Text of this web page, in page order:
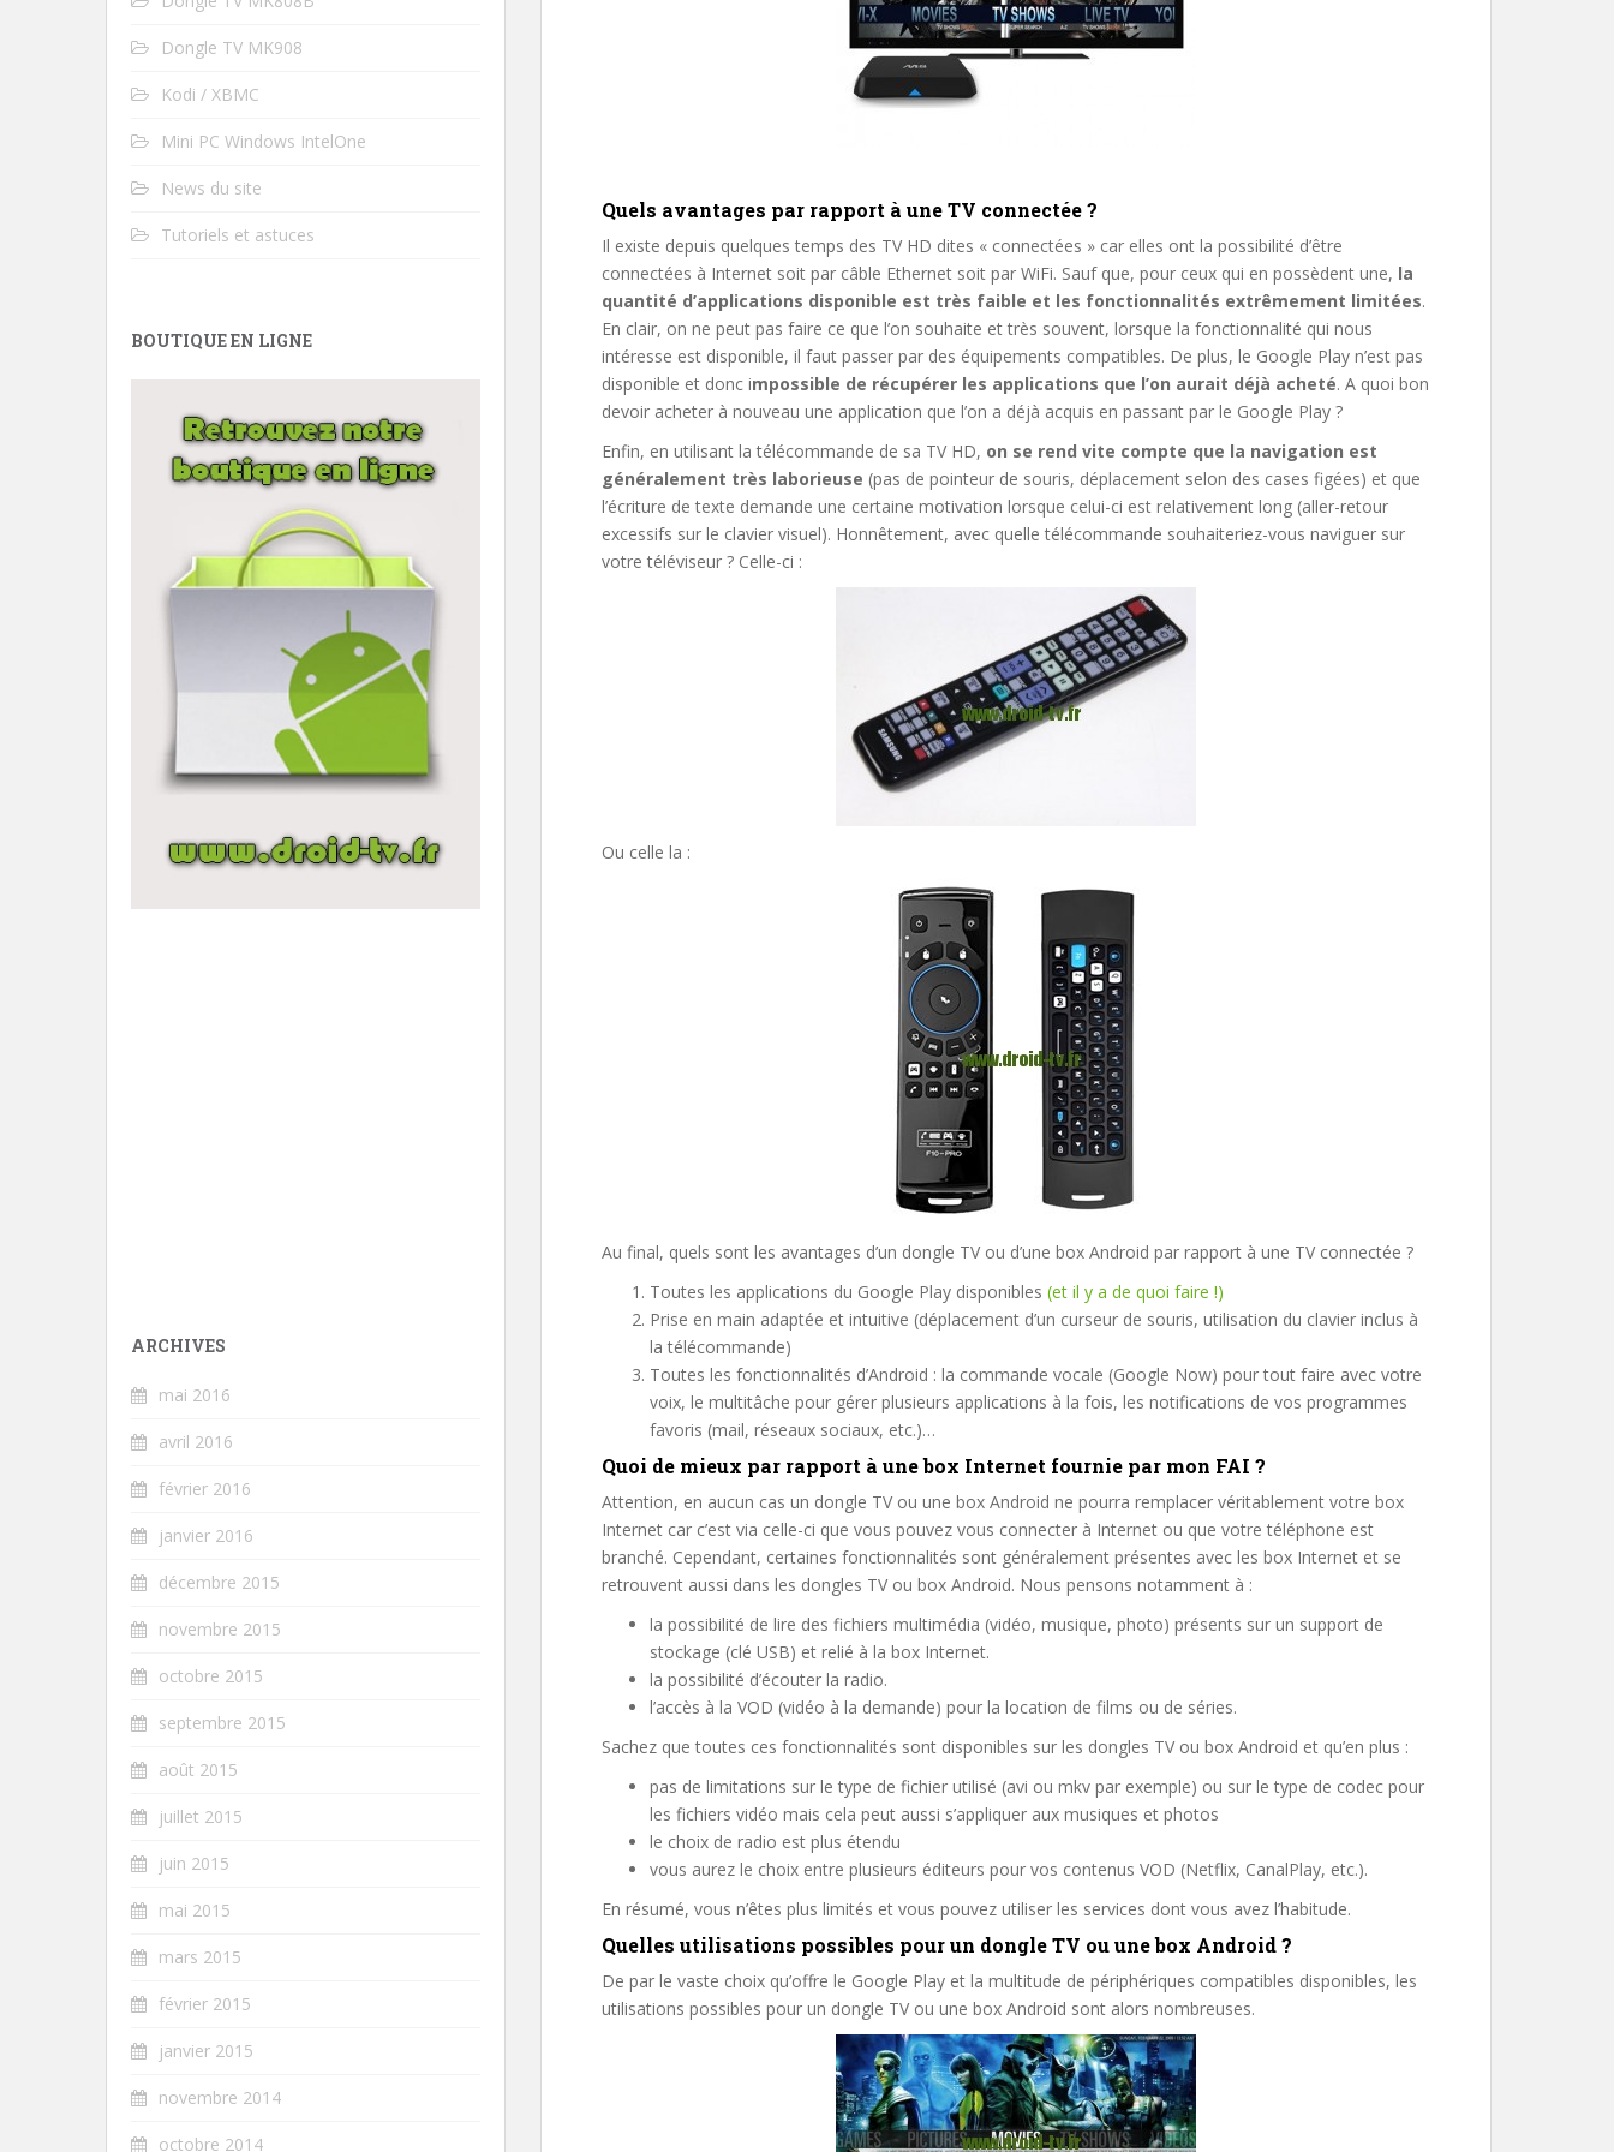
Quels avantages par rapport à une TV connectée ?
Il existe depuis quelques temps des TV HD dites « connectées » car elles ont la possibilité d’être
connectées à Internet soit par câble Ethernet soit par WiFi. Sauf que, pour ceux qui en possèdent une, la
quantité d’applications disponible est très faible et les fonctionnalités extrêmement limitées.
En clair, on ne peut pas faire ce que l’on souhaite et très souvent, lorsque la fonctionnalité qui nous
intéresse est disponible, il faut passer par des équipements compatibles. De plus, le Google Play n’est pas
disponible et donc impossible de récupérer les applications que l’on aurait déjà acheté. A quoi bon
devoir acheter à nouveau une application que l’on a déjà acquis en passant par le Google Play ?
Enfin, en utilisant la télécommande de sa TV HD, on se rend vite compte que la navigation est
généralement très laborieuse (pas de pointeur de souris, déplacement selon des cases figées) et que
l’écriture de texte demande une certaine motivation lorsque celui-ci est relativement long (aller-retour
excessifs sur le clavier visuel). Honnêtement, avec quelle télécommande souhaiteriez-vous naviguer sur
votre téléviseur ? Celle-ci :
Ou celle la :
Au final, quels sont les avantages d’un dongle TV ou d’une box Android par rapport à une TV connectée ?
Toutes les applications du Google Play disponibles (et il y a de quoi faire !)
Prise en main adaptée et intuitive (déplacement d’un curseur de souris, utilisation du clavier inclus à
la télécommande)
Toutes les fonctionnalités d’Android : la commande vocale (Google Now) pour tout faire avec votre
voix, le multitâche pour gérer plusieurs applications à la fois, les notifications de vos programmes
favoris (mail, réseaux sociaux, etc.)…
Quoi de mieux par rapport à une box Internet fournie par mon FAI ?
Attention, en aucun cas un dongle TV ou une box Android ne pourra remplacer véritablement votre box
Internet car c’est via celle-ci que vous pouvez vous connecter à Internet ou que votre téléphone est
branché. Cependant, certaines fonctionnalités sont généralement présentes avec les box Internet et se
retrouvent aussi dans les dongles TV ou box Android. Nous pensons notamment à :
la possibilité de lire des fichiers multimédia (vidéo, musique, photo) présents sur un support de
stockage (clé USB) et relié à la box Internet.
la possibilité d’écouter la radio.
l’accès à la VOD (vidéo à la demande) pour la location de films ou de séries.
Sachez que toutes ces fonctionnalités sont disponibles sur les dongles TV ou box Android et qu’en plus :
pas de limitations sur le type de fichier utilisé (avi ou mkv par exemple) ou sur le type de codec pour
les fichiers vidéo mais cela peut aussi s’appliquer aux musiques et photos
le choix de radio est plus étendu
vous aurez le choix entre plusieurs éditeurs pour vos contenus VOD (Netflix, CanalPlay, etc.).
En résumé, vous n’êtes plus limités et vous pouvez utiliser les services dont vous avez l’habitude.
Quelles utilisations possibles pour un dongle TV ou une box Android ?
De par le vaste choix qu’offre le Google Play et la multitude de périphériques compatibles disponibles, les
utilisations possibles pour un dongle TV ou une box Android sont alors nombreuses.
Dongle TV MK908
Kodi / XBMC
Mini PC Windows IntelOne
News du site
Tutoriels et astuces
BOUTIQUE EN LIGNE
ARCHIVES
mai 2016
avril 2016
février 2016
janvier 2016
décembre 2015
novembre 2015
octobre 2015
septembre 2015
août 2015
juillet 2015
juin 2015
mai 2015
mars 2015
février 2015
janvier 2015
novembre 2014
octobre 2014